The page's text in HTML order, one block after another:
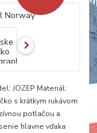
JOZEP Materiál:
s krátkym rukávom
potlačou a
hlavne vďaka